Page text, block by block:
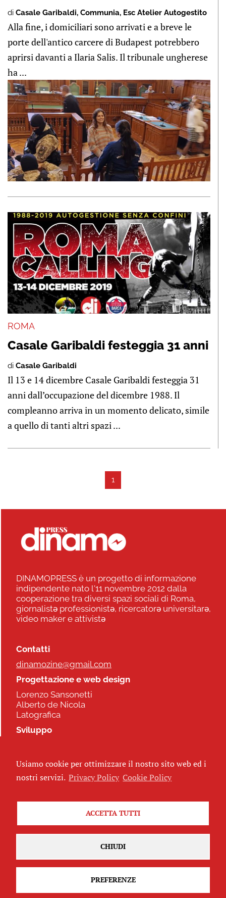
di Casale Garibaldi, Communia, Esc Atelier Autogestito
Alla fine, i domiciliari sono arrivati e a breve le
porte dell'antico carcere di Budapest potrebbero
aprirsi davanti a Ilaria Salis. Il tribunale ungherese
ha ...
ROMA
Casale Garibaldi festeggia 31 anni
di Casale Garibaldi
Il 13 e 14 dicembre Casale Garibaldi festeggia 31
anni dall’occupazione del dicembre 1988. Il
compleanno arriva in un momento delicato, simile
a quello di tanti altri spazi ...
1
DINAMOPRESS è un progetto di informazione
indipendente nato l'11 novembre 2012 dalla
cooperazione tra diversi spazi sociali di Roma,
giornalistə professionistə, ricercatorə universitarə,
video maker e attivistə
Contatti
dinamozine@gmail.com
Progettazione e web design
Lorenzo Sansonetti
Alberto de Nicola
Latografica
Sviluppo
Seguici
Iscriviti alla newsletter
Attribuzione - Non commerciale - Non opere derivate 2.5 Italia
Usiamo cookie per ottimizzare il nostro sito web ed i
nostri servizi. Privacy Policy Cookie Policy
ACCETTA TUTTI
CHIUDI
PREFERENZE